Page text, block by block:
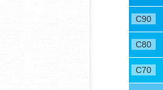
C90
C80
C70